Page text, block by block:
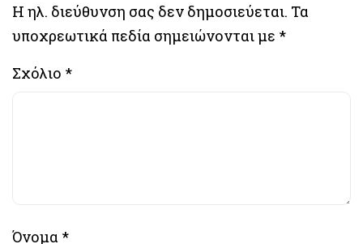
Η ηλ. διεύθυνση σας δεν δημοσιεύεται. Τα
υποχρεωτικά πεδία σημειώνονται με *
Σχόλιο *
Όνομα *